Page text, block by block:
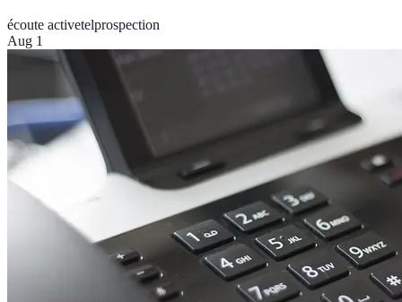
écoute activetelprospection
Aug 1